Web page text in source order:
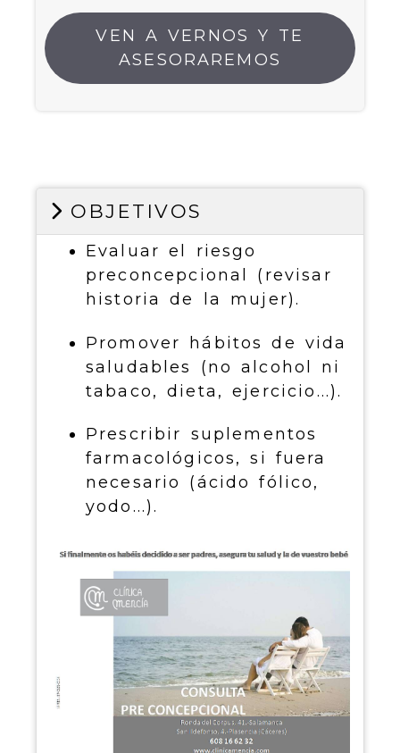
VEN A VERNOS Y TE
ASESORAREMOS
OBJETIVOS
Evaluar el riesgo
preconcepcional (revisar
historia de la mujer).
Promover hábitos de vida
saludables (no alcohol ni
tabaco, dieta, ejercicio...).
Prescribir suplementos
farmacológicos, si fuera
necesario (ácido fólico,
yodo...).